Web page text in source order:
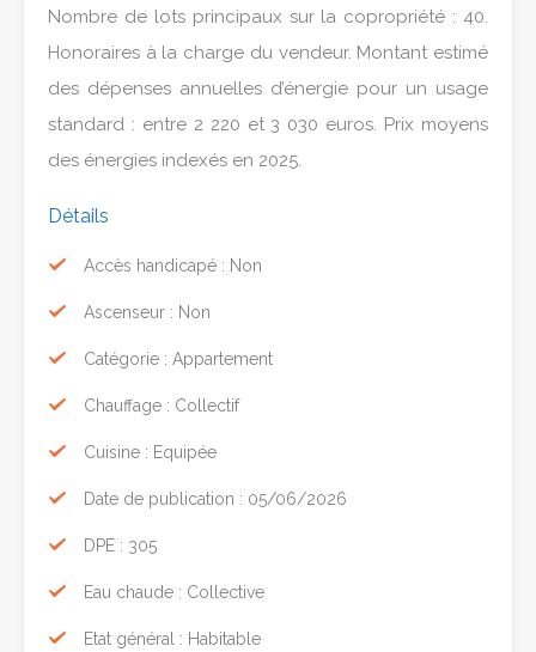
Nombre de lots principaux sur la copropriété : 40.
Honoraires à la charge du vendeur. Montant estimé
des dépenses annuelles d’énergie pour un usage
standard : entre 2 220 et 3 030 euros. Prix moyens
des énergies indexés en 2025.
Détails
Accès handicapé : Non
Ascenseur : Non
Catégorie : Appartement
Chauffage : Collectif
Cuisine : Equipée
Date de publication : 05/06/2026
DPE : 305
Eau chaude : Collective
Etat général : Habitable